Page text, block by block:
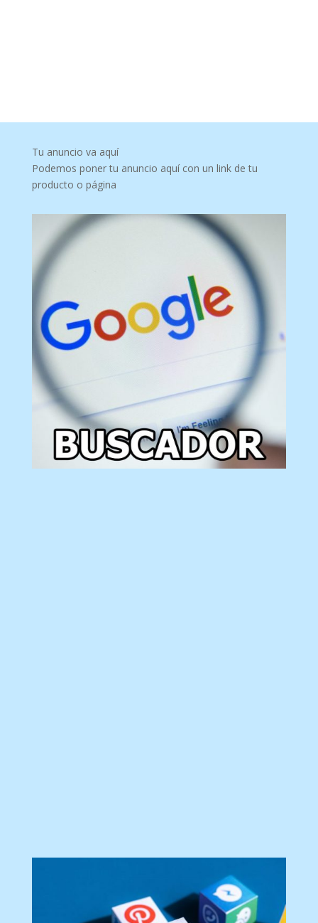
Tu anuncio va aquí
Podemos poner tu anuncio aquí con un link de tu
producto o página